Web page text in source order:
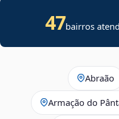
47bairros
Abraão
Armação do